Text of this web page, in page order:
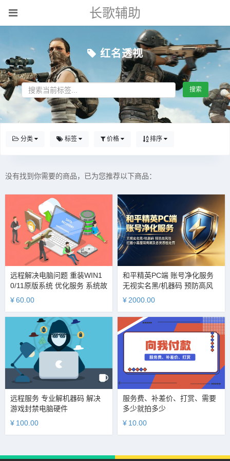
长歌辅助
红名透视
搜索
分类 标签 价格 排序
没有找到你需要的商品，已为您推荐以下商品：
远程解决电脑问题 重装WIN1
0/11原版系统 优化服务 系统故
障排查 硬件检测
¥60.00
和平精英PC端 账号净化服务
无视实名黑/机器码 预防高风
险 拦截小黑屋隔离期及各类恶
¥2000.00
远程服务 专业解机器码 解决
游戏封禁电脑硬件
¥ 100.00
服务费、补差价、打赏、需要
多少就拍多少
¥ 10.00